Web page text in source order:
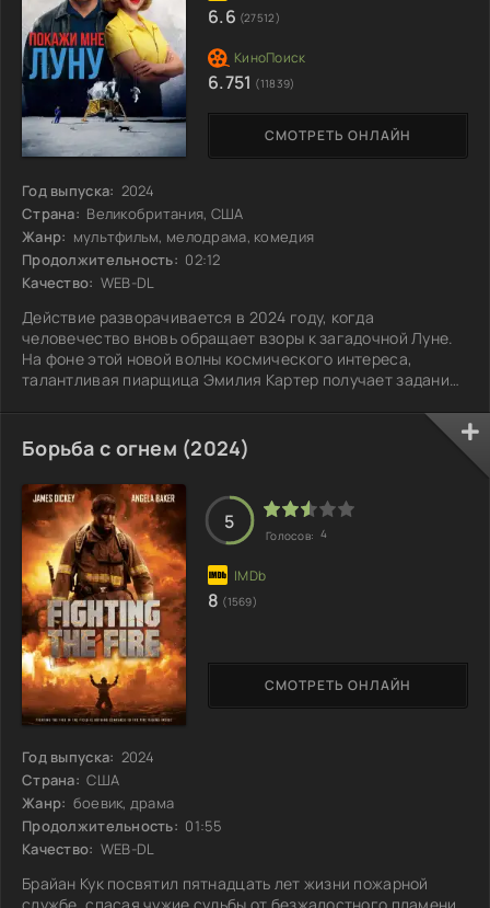
Год выпуска: 2024
Страна: Великобритания, США
Жанр: мультфильм, мелодрама, комедия
Продолжительность: 02:12
Качество: WEB-DL
Действие разворачивается в 2024 году, когда
человечество вновь обращает взоры к загадочной Луне.
На фоне этой новой волны космического интереса,
талантливая пиарщица Эмилия Картер получает задание
возвращению человека на спутник Земли. Её креативные
идеи сталкиваются с прагматизмом руководителя
проекта, Джеймса Паркера, который верит только в
технические аспекты. На этот раз ставки не менее
высоки: правительственные круги и частные компании
СМОТРЕТЬ ОНЛАЙН
6.6 (27512)
6.751 (11839)
Борьба с огнем (2024)
Год выпуска: 2024
Страна: США
Жанр: боевик, драма
Продолжительность: 01:55
Качество: WEB-DL
Брайан Кук посвятил пятнадцать лет жизни пожарной
СМОТРЕТЬ ОНЛАЙН
5
Голосов: 4
8 (1569)